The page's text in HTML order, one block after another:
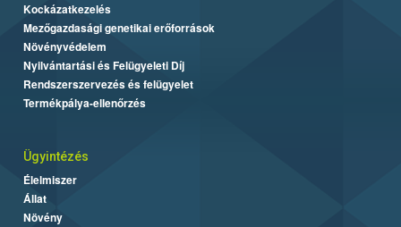
Kockázatkezelés
Mezőgazdasági genetikai erőforrások
Növényvédelem
Nyilvántartási és Felügyeleti Díj
Rendszerszervezés és felügyelet
Termékpálya-ellenőrzés
Ügyintézés
Élelmiszer
Állat
Növény